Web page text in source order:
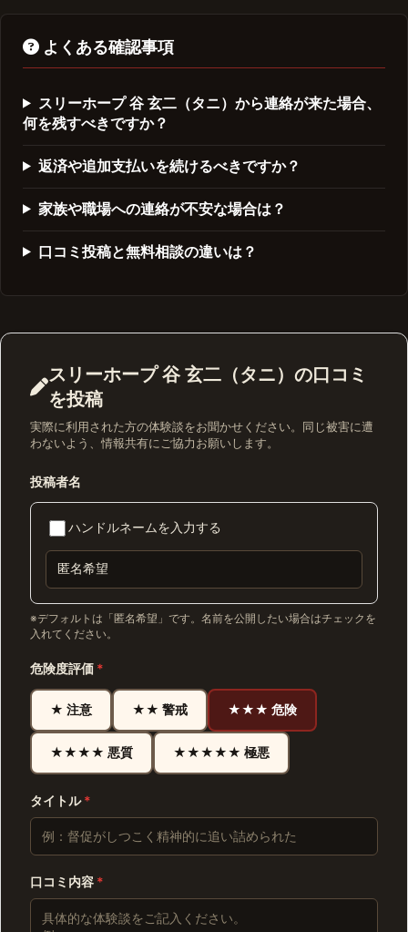
よくある確認事項
スリーホープ 谷 玄二（タニ）から連絡が来た場合、
何を残すべきですか？
返済や追加支払いを続けるべきですか？
家族や職場への連絡が不安な場合は？
口コミ投稿と無料相談の違いは？
スリーホープ 谷 玄二（タニ）の口コミ
を投稿
実際に利用された方の体験談をお聞かせください。同じ被害に遭
わないよう、情報共有にご協力お願いします。
投稿者名
ハンドルネームを入力する
※デフォルトは「匿名希望」です。名前を公開したい場合はチェックを
入れてください。
危険度評価 *
★ 注意 ★★ 警戒 ★★★ 危険
★★★★ 悪質 ★★★★★ 極悪
タイトル*
口コミ内容 *